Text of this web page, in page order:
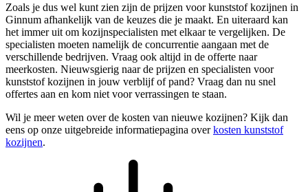
Zoals je dus wel kunt zien zijn de prijzen voor kunststof kozijnen in
Ginnum afhankelijk van de keuzes die je maakt. En uiteraard kan
het immer uit om kozijnspecialisten met elkaar te vergelijken. De
specialisten moeten namelijk de concurrentie aangaan met de
verschillende bedrijven. Vraag ook altijd in de offerte naar
meerkosten. Nieuwsgierig naar de prijzen en specialisten voor
kunststof kozijnen in jouw verblijf of pand? Vraag dan nu snel
offertes aan en kom niet voor verrassingen te staan.
Wil je meer weten over de kosten van nieuwe kozijnen? Kijk dan
eens op onze uitgebreide informatiepagina overkosten kunststof
kozijnen.